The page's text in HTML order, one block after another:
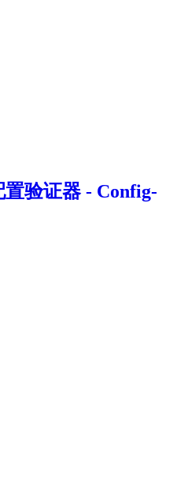
验证器 - Config-